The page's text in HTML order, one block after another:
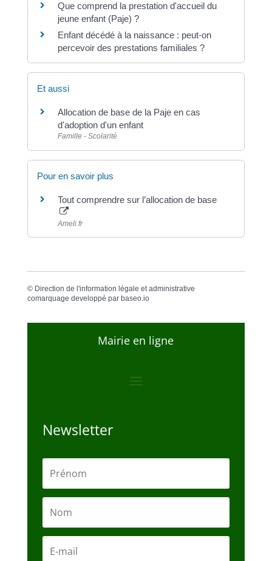
Que comprend la prestation d'accueil du
jeune enfant (Paje) ?
Enfant décédé à la naissance : peut-on
percevoir des prestations familiales ?
Et aussi
Allocation de base de la Paje en cas
d'adoption d'un enfant
Famille - Scolarité
Pour en savoir plus
Tout comprendre sur l’allocation de base
Ameli.fr
© Direction de l'information légale et administrative
comarquage developpé par baseo.io
Mairie en ligne
Newsletter